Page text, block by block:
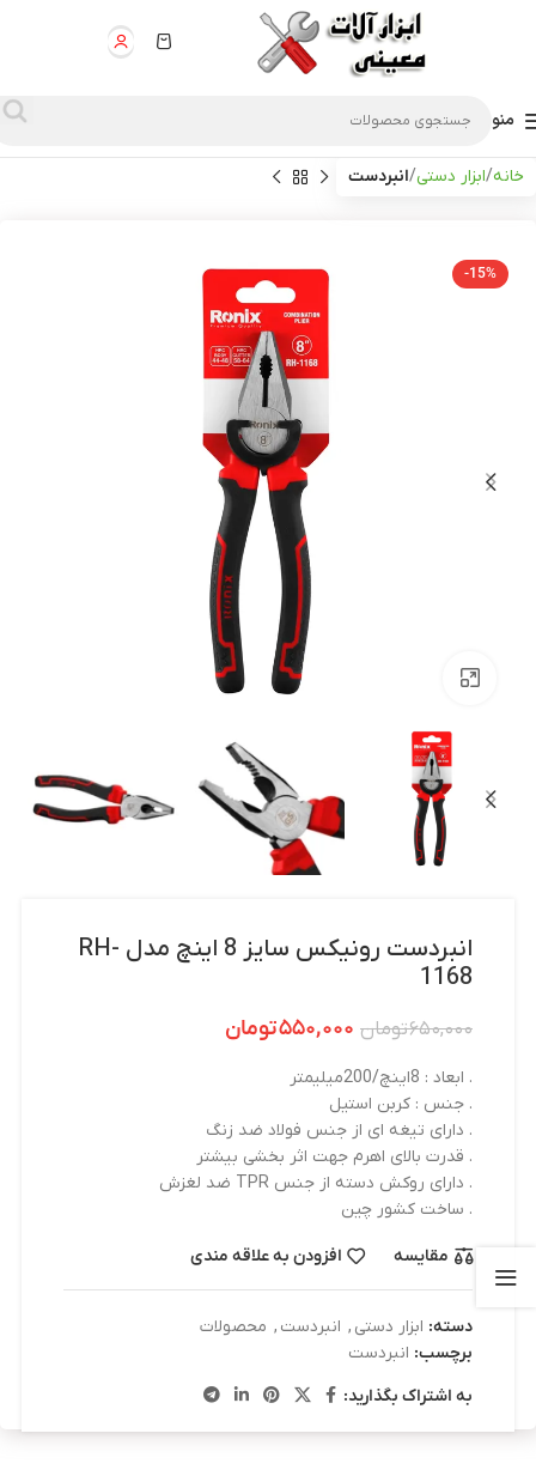
منو
خانه ابزار دستی انبردست
-15%
انبردست رونیکس سایز 8 اینچ مدل RH-
1168
۶۵۰,۰۰۰تومان ۵۵۰,۰۰۰تومان
. ابعاد : 8اینچ/200میلیمتر
. جنس : کربن استیل
. دارای تیغه ای از جنس فولاد ضد زنگ
. قدرت بالای اهرم جهت اثر بخشی بیشتر
. دارای روکش دسته از جنس TPR ضد لغزش
. ساخت کشور چین
مقایسه افزودن به علاقه مندی
دسته: ابزار دستی , انبردست , محصولات
برچسب: انبردست
به اشتراک بگذارید: